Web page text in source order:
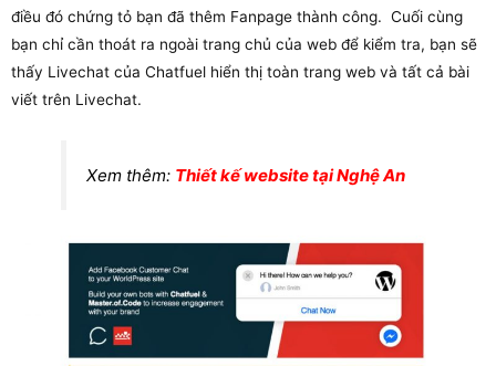
điều đó chứng tỏ bạn đã thêm Fanpage thành công. Cuối cùng
bạn chỉ cần thoát ra ngoài trang chủ của web để kiểm tra, bạn sẽ
thấy Livechat của Chatfuel hiển thị toàn trang web và tất cả bài
viết trên Livechat.
Xem thêm: Thiết kế website tại Nghệ An